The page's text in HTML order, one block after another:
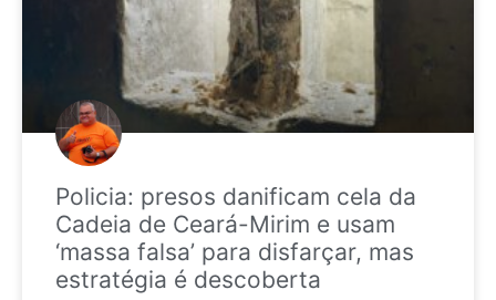
Policia: presos danificam cela da
Cadeia de Ceará-Mirim e usam
‘massa falsa’ para disfarçar, mas
estratégia é descoberta